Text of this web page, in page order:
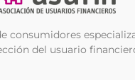
consumidores
del usuario